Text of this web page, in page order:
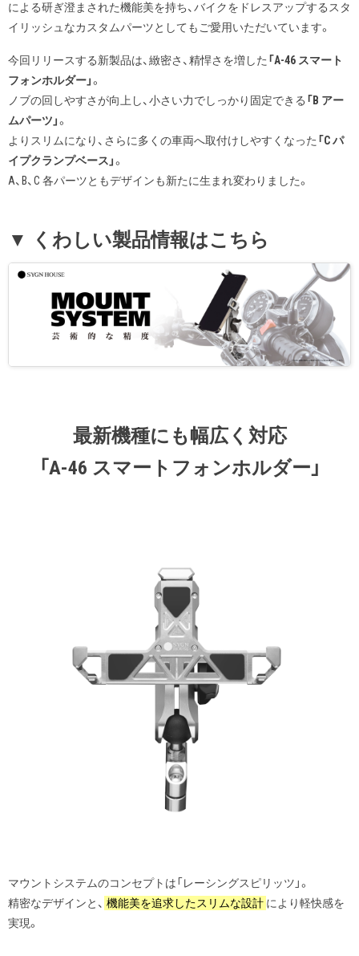
による研ぎ澄まされた機能美を持ち、バイクをドレスアップするスタ
イリッシュなカスタムパーツとしてもご愛用いただいています。
今回リリースする新製品は、緻密さ、精悍さを増した 「A-46 スマート
フォンホルダー」。
ノブの回しやすさが向上し、小さい力でしっかり固定できる 「B アー
ムパーツ」。
よりスリムになり、さらに多くの車両へ取付けしやすくなった 「C パ
イプクランプベース」。
A、B、C 各パーツともデザインも新たに生まれ変わりました。
▼ くわしい製品情報はこちら
最新機種にも幅広く対応
「A-46 スマートフォンホルダー」
マウントシステムのコンセプトは「レーシングスピリッツ」。
精密なデザインと、 機能美を追求したスリムな設計 により軽快感を
実現。